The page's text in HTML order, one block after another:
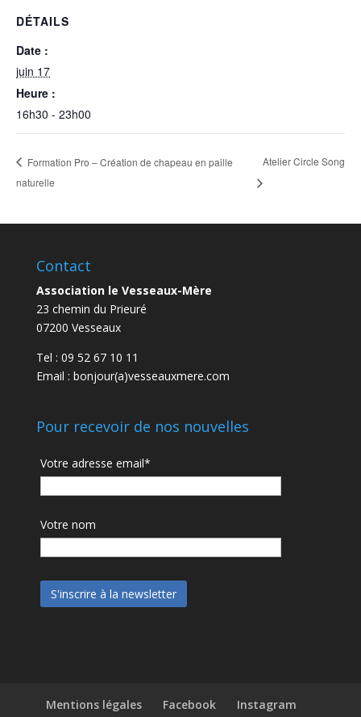
DÉTAILS
Date :
juin 17
Heure :
16h30 - 23h00
Formation Pro – Création de chapeau en paille
naturelle
Atelier Circle Song
Contact
Association le Vesseaux-Mère
23 chemin du Prieuré
07200 Vesseaux
Tel : 09 52 67 10 11
Email : bonjour(a)vesseauxmere.com
Pour recevoir de nos nouvelles
Votre adresse email*
Votre nom
Mentions légales Facebook Instagram